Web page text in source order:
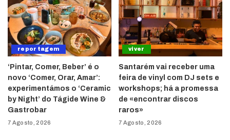
reportagem
‘Pintar, Comer, Beber’ é o
novo ‘Comer, Orar, Amar’:
experimentámos o ‘Ceramic
by Night’ do Tágide Wine &
Gastrobar
7 Agosto, 2026
viver
Santarém vai receber uma
feira de vinyl com DJ sets e
workshops; há a promessa
de «encontrar discos
raros»
7 Agosto, 2026